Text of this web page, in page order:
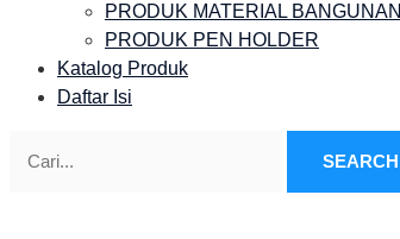
PRODUK MATERIAL BANGUNAN
PRODUK PEN HOLDER
Katalog Produk
Daftar Isi
SEARCH